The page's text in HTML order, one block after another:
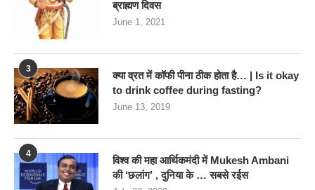
ब्राह्मण दिवस
June 1, 2021
3
क्या व्रत में कॉफी पीना ठीक होता है… | Is it okay
to drink coffee during fasting?
June 13, 2019
4
विश्व की महा आर्थिकमंदी में Mukesh Ambani
की ‘छलांग’ , दुनिया के … सबसे रईस